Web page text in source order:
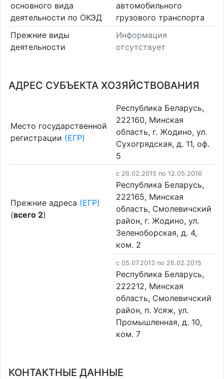
основного вида
деятельности по ОКЭД
автомобильного
грузового транспорта
Прежние виды
деятельности
Информация
отсутствует
АДРЕС СУБЪЕКТА ХОЗЯЙСТВОВАНИЯ
Место государственной
регистрации (ЕГР)
Республика Беларусь,
222160, Минская
область, г. Жодино, ул.
Сухогрядская, д. 11, оф.
5
Прежние адреса (ЕГР)
(всего 2)
c 26.02.2015 по 12.05.2016
Республика Беларусь,
222165, Минская
область, Смолевичский
район, г. Жодино, ул.
Зеленоборская, д. 4,
ком. 2
c 05.07.2013 по 26.02.2015
Республика Беларусь,
222212, Минская
область, Смолевичский
район, п. Усяж, ул.
Промышленная, д. 10,
ком. 7
КОНТАКТНЫЕ ДАННЫЕ